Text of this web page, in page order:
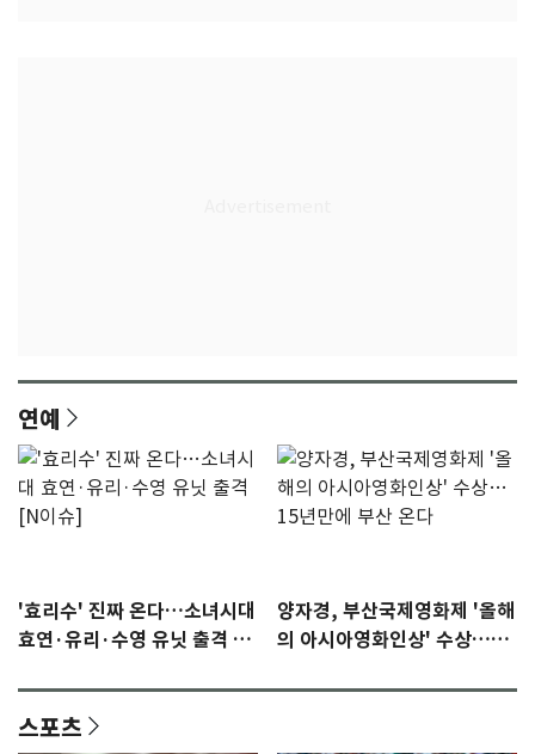
연예
'효리수' 진짜 온다…소녀시대
효연·유리·수영 유닛 출격 [N
양자경, 부산국제영화제 '올해
의 아시아영화인상' 수상…15
스포츠